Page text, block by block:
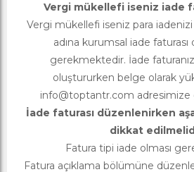
Vergi mükellefi iseniz iade
Vergi mükellefi iseniz para iadenizi
adına kurumsal iade
gerekmektedir. İade
oluştururken belge olarak
info@toptantr.com adresimize
İade faturası düzenlenirken
dikkat
Fatura tipi iade olması
Fatura açıklama bölümüne